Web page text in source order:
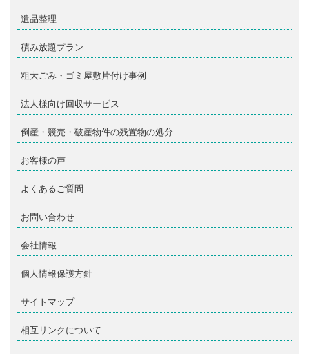
遺品整理
積み放題プラン
粗大ごみ・ゴミ屋敷片付け事例
法人様向け回収サービス
倒産・競売・破産物件の残置物の処分
お客様の声
よくあるご質問
お問い合わせ
会社情報
個人情報保護方針
サイトマップ
相互リンクについて